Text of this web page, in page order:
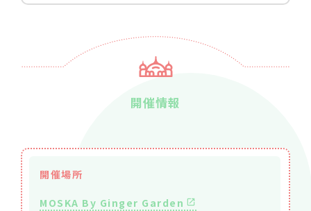
開催情報
開催場所
MOSKA By Ginger Garden